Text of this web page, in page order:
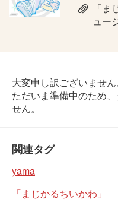
「
ュー
大変申し訳ございませ
ただいま準備中のため
せん。
関連タグ
yama
「まじかるちいかわ」